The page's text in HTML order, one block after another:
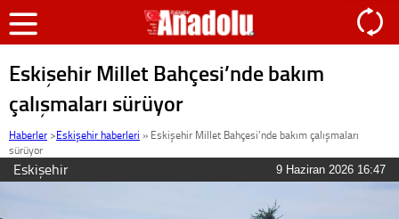
Eskişehir Millet Bahçesi’nde bakım
çalışmaları sürüyor
Haberler >Eskişehir haberleri » Eskişehir Millet Bahçesi’nde bakım çalışmaları
sürüyor
Eskişehir 9 Haziran 2026 16:47